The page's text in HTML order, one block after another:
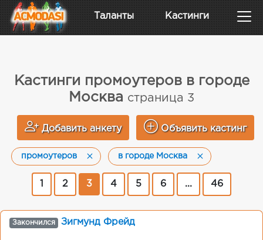
Таланты Кастинги
Кастинги промоутеров в городе
Москва страница 3
Добавить анкету Объявить кастинг
промоутеров в городе Москва
2 3 4 5 6 ... 46
Закончился Зигмунд Фрейд